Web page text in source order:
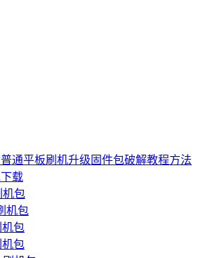
通平板刷机升级固件包破解教程方法
载
机包
机包
机包
机包